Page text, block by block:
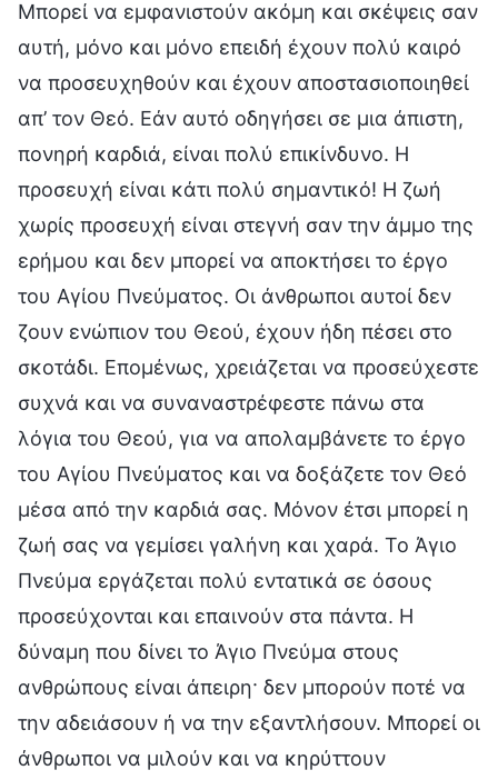
Μπορεί να εμφανιστούν ακόμη και σκέψεις σαν
αυτή, μόνο και μόνο επειδή έχουν πολύ καιρό
να προσευχηθούν και έχουν αποστασιοποιηθεί
απ’ τον Θεό. Εάν αυτό οδηγήσει σε μια άπιστη,
πονηρή καρδιά, είναι πολύ επικίνδυνο. Η
προσευχή είναι κάτι πολύ σημαντικό! Η ζωή
χωρίς προσευχή είναι στεγνή σαν την άμμο της
ερήμου και δεν μπορεί να αποκτήσει το έργο
του Αγίου Πνεύματος. Οι άνθρωποι αυτοί δεν
ζουν ενώπιον του Θεού, έχουν ήδη πέσει στο
σκοτάδι. Επομένως, χρειάζεται να προσεύχεστε
συχνά και να συναναστρέφεστε πάνω στα
λόγια του Θεού, για να απολαμβάνετε το έργο
του Αγίου Πνεύματος και να δοξάζετε τον Θεό
μέσα από την καρδιά σας. Μόνον έτσι μπορεί η
ζωή σας να γεμίσει γαλήνη και χαρά. Το Άγιο
Πνεύμα εργάζεται πολύ εντατικά σε όσους
προσεύχονται και επαινούν στα πάντα. Η
δύναμη που δίνει το Άγιο Πνεύμα στους
ανθρώπους είναι άπειρη· δεν μπορούν ποτέ να
την αδειάσουν ή να την εξαντλήσουν. Μπορεί οι
άνθρωποι να μιλούν και να κηρύττουν